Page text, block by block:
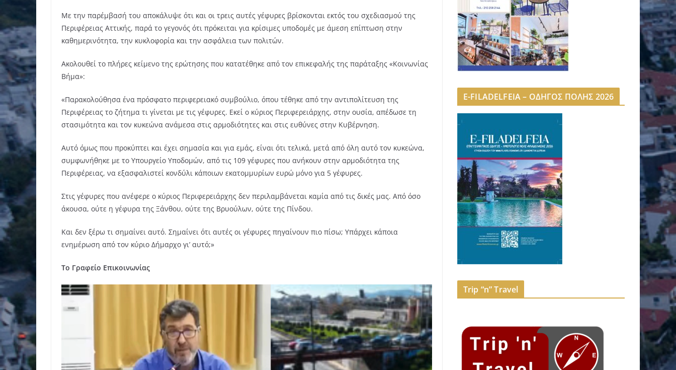
Με την παρέμβασή του αποκάλυψε ότι και οι τρεις αυτές γέφυρες βρίσκονται εκτός του σχεδιασμού της
Περιφέρειας Αττικής, παρά το γεγονός ότι πρόκειται για κρίσιμες υποδομές με άμεση επίπτωση στην
καθημερινότητα, την κυκλοφορία και την ασφάλεια των πολιτών.
Ακολουθεί το πλήρες κείμενο της ερώτησης που κατατέθηκε από τον επικεφαλής της παράταξης «Κοινωνίας
Βήμα»:
«Παρακολούθησα ένα πρόσφατο περιφερειακό συμβούλιο, όπου τέθηκε από την αντιπολίτευση της
Περιφέρειας το ζήτημα τι γίνεται με τις γέφυρες. Εκεί ο κύριος Περιφερειάρχης, στην ουσία, απέδωσε τη
στασιμότητα και τον κυκεώνα ανάμεσα στις αρμοδιότητες και στις ευθύνες στην Κυβέρνηση.
Αυτό όμως που προκύπτει και έχει σημασία και για εμάς, είναι ότι τελικά, μετά από όλη αυτό τον κυκεώνα,
συμφωνήθηκε με το Υπουργείο Υποδομών, από τις 109 γέφυρες που ανήκουν στην αρμοδιότητα της
Περιφέρειας, να εξασφαλιστεί κονδύλι κάποιων εκατομμυρίων ευρώ μόνο για 5 γέφυρες.
Στις γέφυρες που ανέφερε ο κύριος Περιφερειάρχης δεν περιλαμβάνεται καμία από τις δικές μας. Από όσο
άκουσα, ούτε η γέφυρα της Ξάνθου, ούτε της Βρυούλων, ούτε της Πίνδου.
Και δεν ξέρω τι σημαίνει αυτό. Σημαίνει ότι αυτές οι γέφυρες πηγαίνουν πιο πίσω; Υπάρχει κάποια
ενημέρωση από τον κύριο Δήμαρχο γι’ αυτό;»
Το Γραφείο Επικοινωνίας
E-FILADELFEIA – ΟΔΗΓΟΣ ΠΟΛΗΣ 2026
Trip “n” Travel